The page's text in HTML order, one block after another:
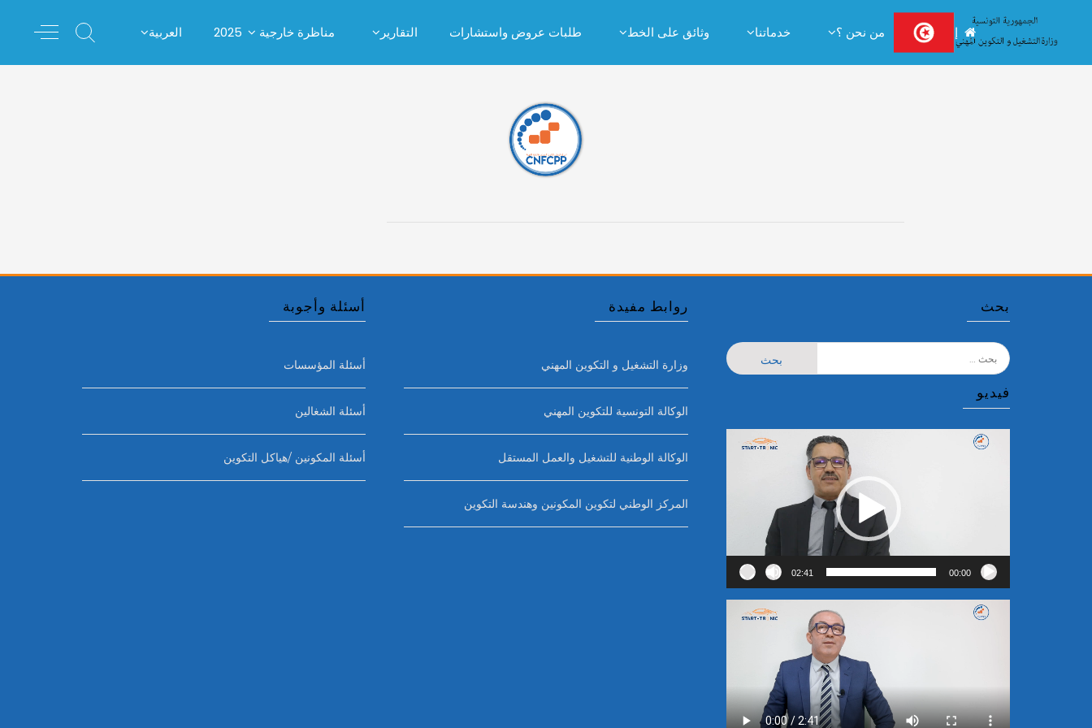
إستقبال من نحن ؟ خدماتنا وثائق على الخط طلبات عروض واستشارات التقارير مناظرة خارجية 2025 العربية
أسئلة وأجوبة
أسئلة المؤسسات
أسئلة الشغالين
أسئلة المكونين /هياكل التكوين
روابط مفيدة
وزارة التشغيل و التكوين المهني
الوكالة التونسية للتكوين المهني
الوكالة الوطنية للتشغيل والعمل المستقل
المركز الوطني لتكوين المكونين وهندسة التكوين
بحث
البحث
عن:
فيديو
مشغل
00:00
02:41